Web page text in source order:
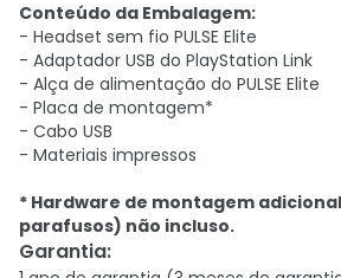
Conteúdo da Embalagem:
- Headset sem fio PULSE Elite
- Adaptador USB do PlayStation Link
- Alça de alimentação do PULSE Elite
- Placa de montagem*
- Cabo USB
- Materiais impressos
* Hardware de montagem
parafusos) não incluso.
Garantia: